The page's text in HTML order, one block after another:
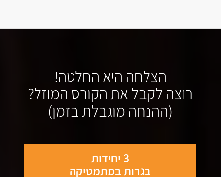
הצלחה היא החלטה!
רוצה לקבל את הקורס המוזל?
(ההנחה מוגבלת בזמן)
3 יחידות
בגרות במתמטיקה